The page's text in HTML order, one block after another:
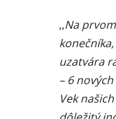
,,Na
uzatvára
– 6
Vek